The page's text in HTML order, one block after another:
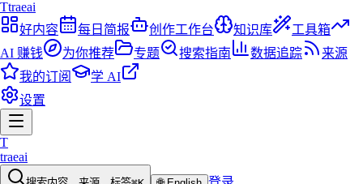
Ttraeai
好内容
每日简报 创作工作台 知识库
工具箱
AI 赚钱
为你推荐 专题 搜索指南 数据追踪
来源
我的订阅
学 AI
设置
T
traeai